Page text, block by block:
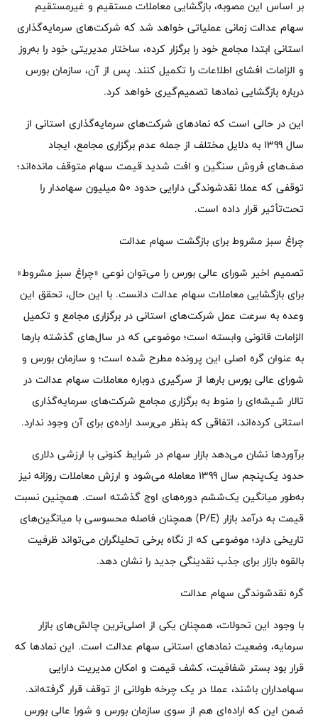
بر اساس این مصوبه، بازگشایی معاملات مستقیم و غیرمستقیم
سهام عدالت زمانی عملیاتی خواهد شد که شرکت‌های سرمایه‌گذاری
استانی ابتدا مجامع خود را برگزار کرده، ساختار مدیریتی خود را به‌روز
و الزامات افشای اطلاعات را تکمیل کنند. پس از آن، سازمان بورس
درباره بازگشایی نمادها تصمیم‌گیری خواهد کرد.
این در حالی است که نمادهای شرکت‌های سرمایه‌گذاری استانی از
سال 1399 به دلایل مختلف از جمله عدم برگزاری مجامع، ایجاد
صف‌های فروش سنگین و افت شدید قیمت سهام متوقف مانده‌اند؛
توقفی که عملا نقدشوندگی دارایی حدود 50 میلیون سهامدار را
تحت‌تأثیر قرار داده است.
چراغ سبز مشروط برای بازگشت سهام عدالت
تصمیم اخیر شورای عالی بورس را می‌توان نوعی «چراغ سبز مشروط»
برای بازگشایی معاملات سهام عدالت دانست. با این حال، تحقق این
وعده به سرعت عمل شرکت‌های استانی در برگزاری مجامع و تکمیل
الزامات قانونی وابسته است؛ موضوعی که در سال‌های گذشته بارها
به عنوان گره اصلی این پرونده مطرح شده است؛ و سازمان بورس و
شورای عالی بورس بارها از سرگیری دوباره معاملات سهام عدالت در
تالار شیشه‌ای را منوط به برگزاری مجامع شرکت‌های سرمایه‌گذاری
استانی کرده‌اند، اتفاقی که بنظر می‌رسد اراده‌ی برای آن وجود ندارد.
برآوردها نشان می‌دهد بازار سهام در شرایط کنونی با ارزشی دلاری
حدود یک‌پنجم سال 1399 معامله می‌شود و ارزش معاملات روزانه نیز
به‌طور میانگین یک‌ششم دوره‌های اوج گذشته است. همچنین نسبت
قیمت به درآمد بازار (P/E) همچنان فاصله محسوسی با میانگین‌های
تاریخی دارد؛ موضوعی که از نگاه برخی تحلیلگران می‌تواند ظرفیت
بالقوه بازار برای جذب نقدینگی جدید را نشان دهد.
گره نقدشوندگی سهام عدالت
با وجود این تحولات، همچنان یکی از اصلی‌ترین چالش‌های بازار
سرمایه، وضعیت نمادهای استانی سهام عدالت است. این نمادها که
قرار بود بستر شفافیت، کشف قیمت و امکان مدیریت دارایی
سهامداران باشند، عملا در یک چرخه طولانی از توقف قرار گرفته‌اند.
ضمن این که اراده‌ای هم از سوی سازمان بورس و شورا عالی بورس